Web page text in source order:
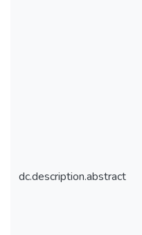
dc.description.abstract